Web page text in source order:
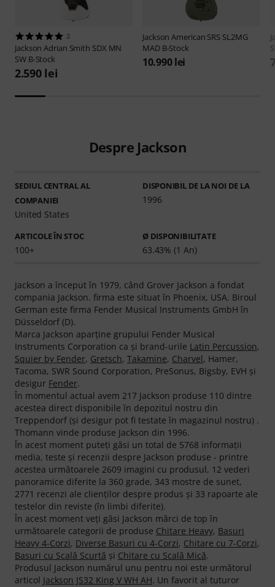
2
JacksonAdrian Smith SDX MN
SW B-Stock
2.590 lei
JacksonAmerican SRS SL2MG
MAD B-Stock
10.990 lei
Despre Jackson
SEDIUL CENTRAL AL
COMPANIEI
United States
DISPONIBIL DE LA NOI DE LA
1996
ARTICOLE ÎN STOC
100+
Ø DISPONIBILITATE
63.43% (1 An)
Jackson a început în 1979, când Grover Jackson a fondat
compania Jackson. firma este situat în Phoenix, USA. Biroul
German este firma Fender Musical Instruments GmbH în
Düsseldorf (D).
Marca Jackson aparţine grupului Fender Musical
Instruments Corporation ca şi brand-urile Latin Percussion,
Squier by Fender, Gretsch, Takamine, Charvel, Hamer,
Tacoma, SWR Sound Corporation, PreSonus, Bigsby, EVH şi
desigur Fender.
În momentul actual avem 217 Jackson produse 110 dintre
acestea direct disponibile în depozitul nostru din
Treppendorf (şi desigur pot fi testate în magazinul nostru) .
Thomann vinde produse Jackson din 1996.
În acest moment puteţi găsi un total de 5768 informaţii
media, teste şi recenzii despre Jackson produse - printre
acestea următoarele 2609 imagini cu produsul, 12 vederi
panoramice diferite la 360 grade, 343 mostre de sunet,
2771 recenzi ale clienţilor despre produs şi 33 rapoarte ale
testelor din reviste (în limbi diferite).
În acest moment veţi găsi Jackson mărci de top în
următoarele categorii de produse Chitare Heavy, Basuri
Heavy 4-Corzi, Diverse Basuri cu 4-Corzi, Chitare cu 7-Corzi,
Basuri cu Scală Scurtă şi Chitare cu Scală Mică.
Produsul Jackson numărul unu pentru noi este următorul
articol Jackson JS32 King V WH AH. Un favorit al tuturor